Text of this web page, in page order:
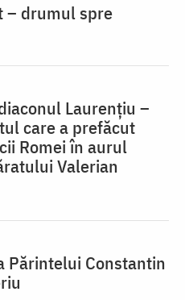
– drumul spre
Laurențiu –
care a prefăcut
Romei în aurul
Valerian
Părintelui Constantin